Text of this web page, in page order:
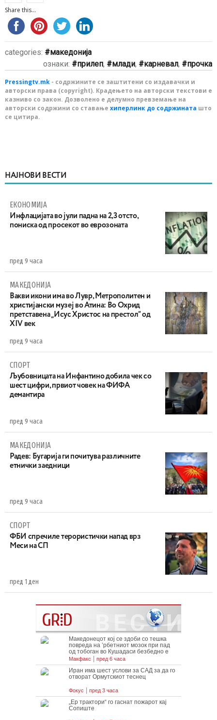
Share this...
categories:
македонија
ознаки:
прилеп, млади, карневал, прочка
Pressingtv.mk - содржините се заштитени со издавачки и
авторски права (copyright). Крадењето на авторски текстови е
казниво со закон. Дозволено е делумно превземање на
авторски содржини со ставање хиперлинк до содржината што
се цитира.
НАЈНОВИ ВЕСТИ
ЕКОНОМИЈА
Инфлацијата во јули падна на 2,3 отсто,
пониска од просекот во еврозоната
пред 9 часа
МАКЕДОНИЈА
Вакви икони има во Лувр, Метрополитен и
христијански музеј во Атина: Во Охрид
претставена „Исус Христос на престол“ од
XIV век
пред 9 часа
СПОРТ
Љубовницата на Инфантино добила чек со
шест цифри, првиот човек на ФИФА
демантира
пред 9 часа
МАКЕДОНИЈА
Радев: Бугарија ги почитува различните
етнички заедници
пред 9 часа
СПОРТ
ФБИ спречиле терористички напад врз
Меси на СП
пред 1 ден